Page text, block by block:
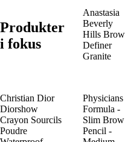
Produkter
i fokus
Anastasia
Beverly
Hills Brow
Definer
Granite
Christian Dior
Diorshow
Crayon Sourcils
Poudre
Physicians
Formula -
Slim Brow
Pencil -